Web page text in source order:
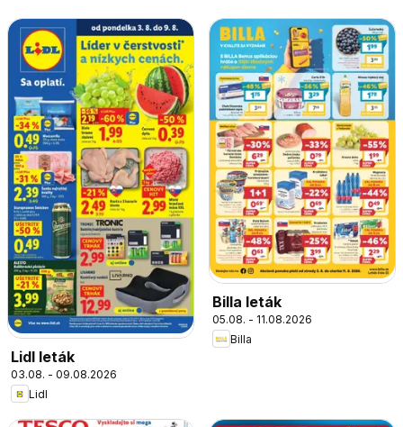
Lidl leták
03.08. - 09.08.2026
Lidl
Billa leták
05.08. - 11.08.2026
Billa